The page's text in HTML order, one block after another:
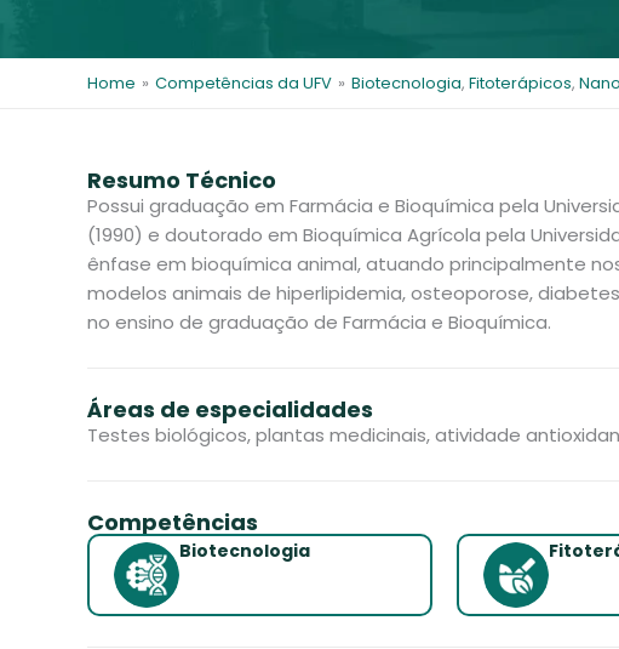
s
Home » Competências da UFV » Biotecnologia, Fitoterápicos,
Resumo Técnico
Possui graduação em Farmácia e Bioquímica pela
(1990) e doutorado em Bioquímica Agrícola pela
ênfase em bioquímica animal, atuando principalmente
modelos animais de hiperlipidemia, osteoporose,
no ensino de graduação de Farmácia e Bioquímica.
Áreas de especialidades
Testes biológicos, plantas medicinais, atividade
Competências
Biotecnologia